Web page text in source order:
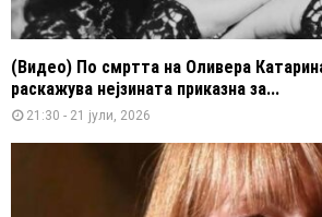
(Видео) По смртта на Оливера
раскажува нејзината приказна за...
21:30 - 21 јули, 2026